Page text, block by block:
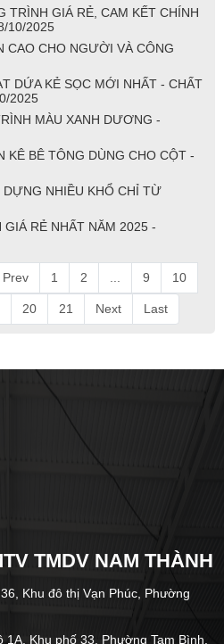
TRÌNH GIÁ RẺ, CAM KẾT CHÍNH
10/2025
CAO CHO NGƯỜI VÀ CÔNG
DỨA KẺ SỌC MỚI NHẤT - CHẤT
2025
MÀU XANH DƯƠNG -
KÊ BÊ TÔNG DÙNG CHO CỘT -
DỰNG NHIỀU KHỔ CHỈ TỪ
RẺ NHẤT NĂM 2025 -
Prev 1 2 ... 9 10
20 21 Next Last
TMDV NAM THÀNH
Khu đô thị Vạn Phúc, Phường
Khu phố 33, Phường Tam Bình,